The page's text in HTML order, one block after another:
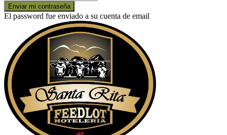
El password fue enviado a su cuenta de email